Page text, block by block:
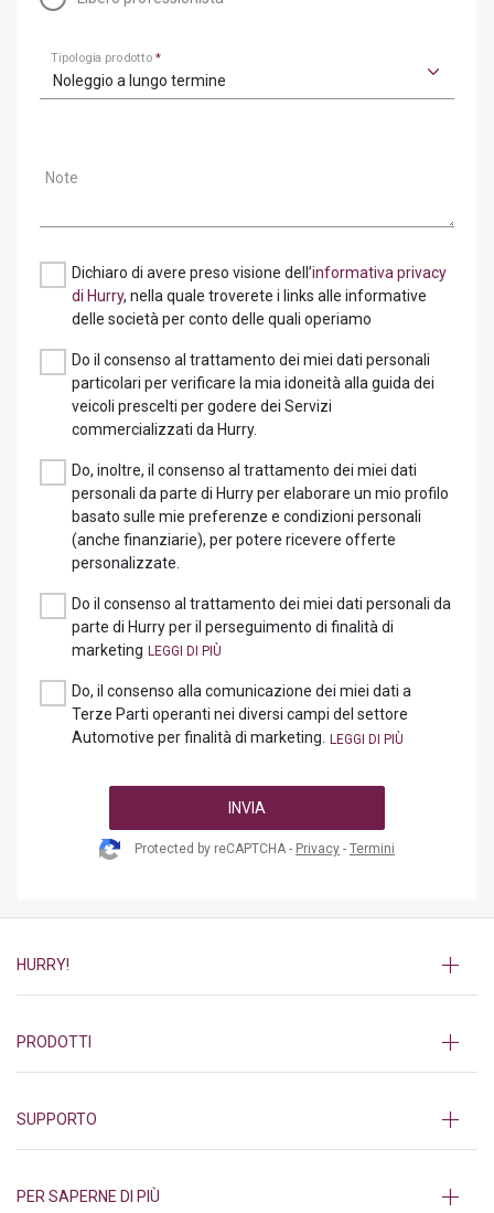
Tipologia prodotto*
Noleggio a lungo termine
Note
Dichiaro di avere preso visione dell’informativa privacy
di Hurry, nella quale troverete i links alle informative
delle società per conto delle quali operiamo
Do il consenso al trattamento dei miei dati personali
particolari per verificare la mia idoneità alla guida dei
veicoli prescelti per godere dei Servizi
commercializzati da Hurry.
Do, inoltre, il consenso al trattamento dei miei dati
personali da parte di Hurry per elaborare un mio profilo
basato sulle mie preferenze e condizioni personali
(anche finanziarie), per potere ricevere offerte
personalizzate.
Do il consenso al trattamento dei miei dati personali da
parte di Hurry per il perseguimento di finalità di
marketing
Do, il consenso alla comunicazione dei miei dati a
Terze Parti operanti nei diversi campi del settore
Automotive per finalità di marketing.
INVIA
Protected by reCAPTCHA - Privacy - Termini
HURRY!
PRODOTTI
SUPPORTO
PER SAPERNE DI PIÙ